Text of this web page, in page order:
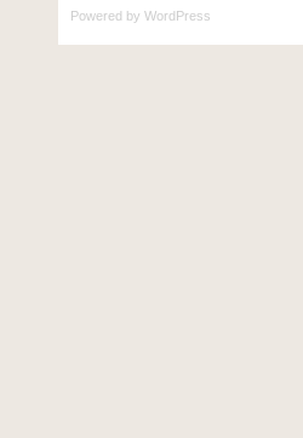
Powered by WordPress